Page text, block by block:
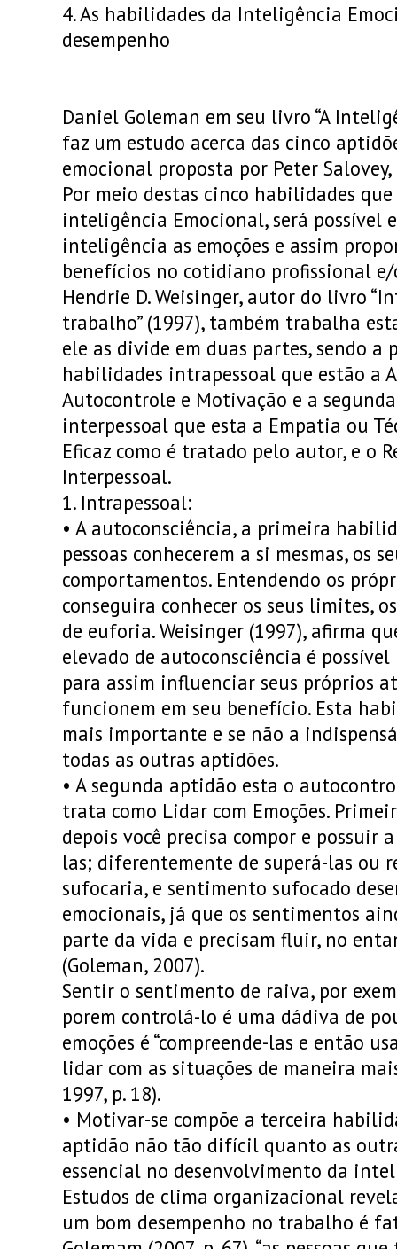
4. As habilidades da Inteligência
desempenho
Daniel Goleman em seu livro “A
faz um estudo acerca das cinco
emocional proposta por Peter Salovey,
Por meio destas cinco habilidades
inteligência Emocional, será possível
inteligência as emoções e assim
benefícios no cotidiano profissional e/
Hendrie D. Weisinger, autor do livro
trabalho” (1997), também trabalha
ele as divide em duas partes, sendo
habilidades intrapessoal que estão a
Autocontrole e Motivação e a
interpessoal que esta a Empatia ou
Eficaz como é tratado pelo autor, e o
Interpessoal.
1. Intrapessoal:
• A autoconsciência, a primeira
pessoas conhecerem a si mesmas, os
comportamentos. Entendendo os
conseguira conhecer os seus limites,
de euforia. Weisinger (1997), afirma
elevado de autoconsciência é
para assim influenciar seus próprios
funcionem em seu benefício. Esta
mais importante e se não a
todas as outras aptidões.
• A segunda aptidão esta o
trata como Lidar com Emoções.
depois você precisa compor e possuir
las; diferentemente de superá-las ou
sufocaria, e sentimento sufocado
emocionais, já que os sentimentos
parte da vida e precisam fluir, no
(Goleman, 2007).
Sentir o sentimento de raiva, por
porem controlá-lo é uma dádiva de
emoções é “compreende-las e então
lidar com as situações de maneira
1997, p. 18).
• Motivar-se compõe a terceira
aptidão não tão difícil quanto as
essencial no desenvolvimento da
Estudos de clima organizacional
um bom desempenho no trabalho é